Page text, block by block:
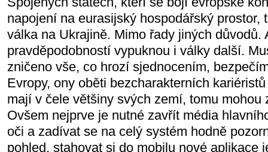
napojení na eurasijský hospodářský prostor,
válka na Ukrajině. Mimo řady jiných důvodů.
pravděpodobností vypuknou i války další.
zničeno vše, co hrozí sjednocením,
Evropy, ony oběti bezcharakterních
mají v čele většiny svých zemí, tomu mohou
Ovšem nejprve je nutné zavřít média
oči a zadívat se na celý systém hodně
pohled, stahovat si do mobilu nové aplikace